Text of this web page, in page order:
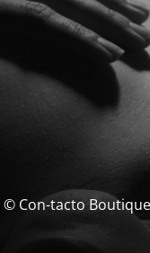
© Con-tacto